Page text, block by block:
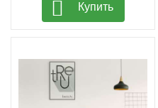
Купить